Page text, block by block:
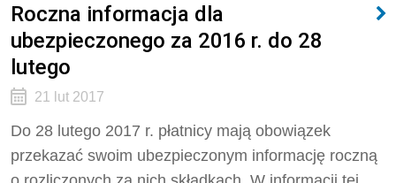
Roczna informacja dla
ubezpieczonego za 2016 r. do 28
lutego
21 lut 2017
Do 28 lutego 2017 r. płatnicy mają obowiązek
przekazać swoim ubezpieczonym informację roczną